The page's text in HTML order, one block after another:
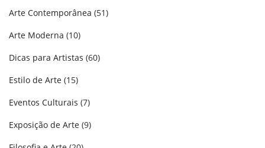
Arte Contemporânea (51)
Arte Moderna (10)
Dicas para Artistas (60)
Estilo de Arte (15)
Eventos Culturais (7)
Exposição de Arte (9)